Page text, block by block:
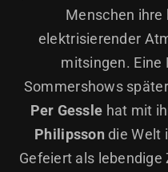
Menschen ihre
elektrisierender
mitsingen. Eine
Sommershows
Per Gessle hat mit
Philipsson die Welt
Gefeiert als lebendige